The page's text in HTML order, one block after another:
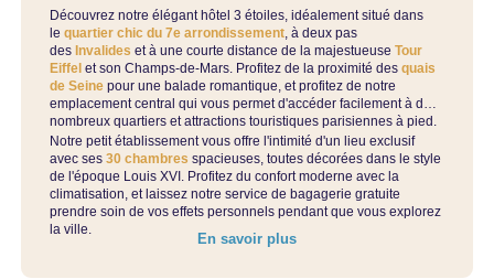
Découvrez notre élégant hôtel 3 étoiles, idéalement situé dans
lequartier chic du 7e arrondissement, à deux pas
des Invalides et à une courte distance de la majestueuseTour
Eiffel et son Champs-de-Mars. Profitez de la proximité desquais
de Seine pour une balade romantique, et profitez de notre
emplacement central qui vous permet d'accéder facilement à de
nombreux quartiers et attractions touristiques parisiennes à pied.
Notre petit établissement vous offre l'intimité d'un lieu exclusif
avec ses30 chambres spacieuses, toutes décorées dans le style
de l'époque Louis XVI. Profitez du confort moderne avec la
climatisation, et laissez notre service de bagagerie gratuite
prendre soin de vos effets personnels pendant que vous explorez
la ville.
En savoir plus